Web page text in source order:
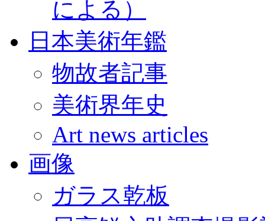
による）
日本美術年鑑
物故者記事
美術界年史
Art news articles
画像
ガラス乾板